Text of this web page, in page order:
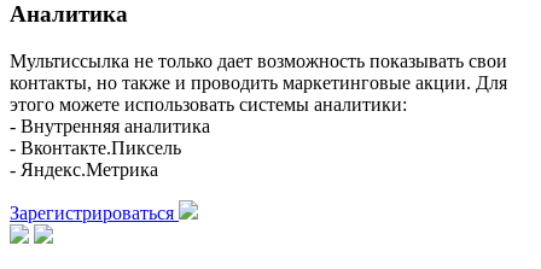
Аналитика
Мультиссылка не только дает возможность показывать свои
контакты, но также и проводить маркетинговые акции. Для
этого можете использовать системы аналитики:
- Внутренняя аналитика
- Вконтакте.Пиксель
- Яндекс.Метрика
Зарегистрироваться